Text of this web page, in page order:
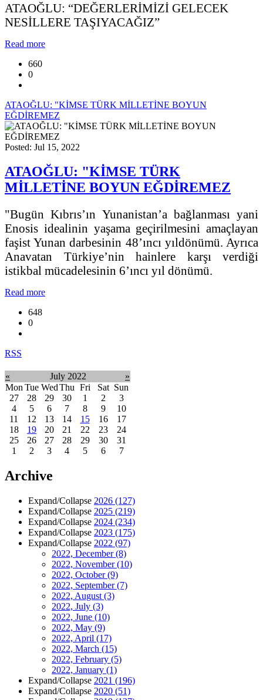
ATAOĞLU: “DEĞERLERİMİZİ GELECEK
NESİLLERE TAŞIYACAĞIZ”
Read more
660
0
ATAOĞLU: "KİMSE TÜRK MİLLETİNE BOYUN
EĞDİREMEZ
Posted: Jul 15, 2022
ATAOĞLU: "KİMSE TÜRK
MİLLETİNE BOYUN EĞDİREMEZ
"Bugün Kıbrıs’ın Yunanistan’a bağlanması yani
Enosis idealinin yaşama geçirilmesini amaçlayan
faşist Yunan darbesinin 48’ıncı yıldönümü. Ayrıca
Anavatan Türkiye’nin hainlere karşı verdiği
istikbal mücadelesinin 6’ıncı yıl dönümü.
Read more
648
0
RSS
« July 2022
»
Mon Tue WedThu Fri Sat Sun
27
28 29 30 1 2
3
4
5 6 7 8 9
10
11
12 13 14 15 16
17
18
19 20 21 22 23
24
25
26 27 28 29 30
31
1
2 3 4 5 6 7
Archive
Expand/Collapse 2026 (127)
Expand/Collapse 2025 (219)
Expand/Collapse 2024 (234)
Expand/Collapse 2023 (175)
Expand/Collapse 2022 (97)
2022, December(8)
2022, November(10)
2022, October(9)
2022, September(7)
2022, August (3)
2022, July (3)
2022, June (10)
2022, May (9)
2022, April (17)
2022, March (15)
2022, February (5)
2022, January (1)
Expand/Collapse 2021 (196)
Expand/Collapse 2020 (51)